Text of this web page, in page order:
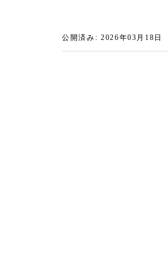
公開済み: 2026年03月18日